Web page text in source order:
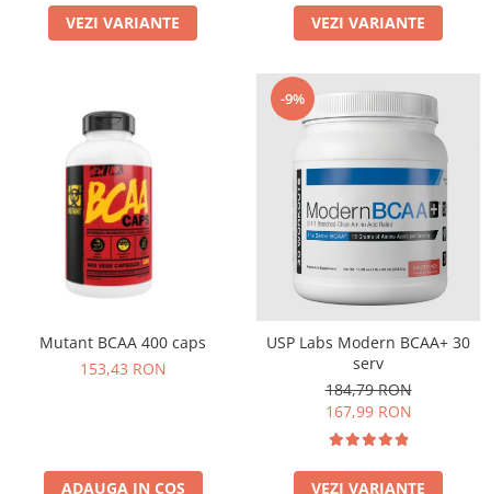
VEZI VARIANTE VEZI VARIANTE
Mutant BCAA 400 caps
153,43 RON
ADAUGA IN COS
-9%
USP Labs Modern BCAA+ 30
serv
184,79 RON
167,99 RON
VEZI VARIANTE